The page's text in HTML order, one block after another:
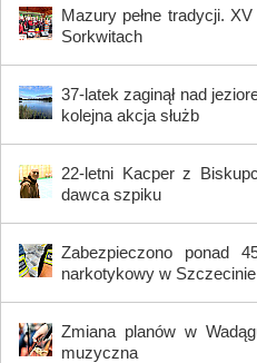
Mazury pełne tradycji.
Sorkwitach
37-latek zaginął nad
kolejna akcja służb
22-letni Kacper z
dawca szpiku
Zabezpieczono ponad
narkotykowy w
Zmiana planów w
muzyczna